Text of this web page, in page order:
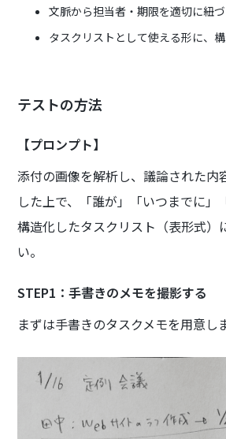
文脈から担当者・期限を適切に紐
タスクリストとして使える形に、
テストの方法
【プロンプト】
添付の画像を解析し、議論された内
した上で、「誰が」「いつまでに」
構造化したタスクリスト（表形式）
い。
STEP1：手書きのメモを撮影する
まずは手書きのタスクメモを用意し